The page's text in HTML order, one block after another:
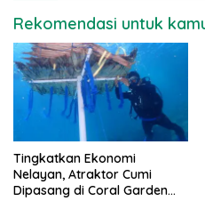
Rekomendasi untuk
Tingkatkan Ekonomi
Nelayan, Atraktor Cumi
Dipasang di Coral Garden